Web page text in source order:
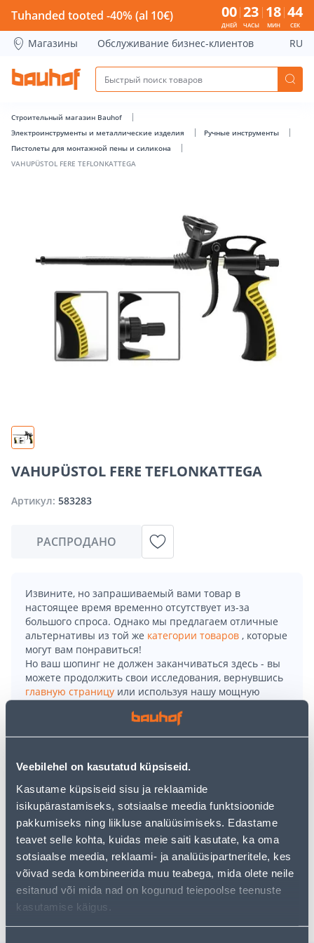
Veebilehel on kasutatud küpsiseid.
Kasutame küpsiseid sisu ja reklaamide
isikupärastamiseks, sotsiaalse meedia funktsioonide
pakkumiseks ning liikluse analüüsimiseks. Edastame
teavet selle kohta, kuidas meie saiti kasutate, ka oma
sotsiaalse meedia, reklaami- ja analüüsipartneritele, kes
võivad seda kombineerida muu teabega, mida olete neile
esitanud või mida nad on kogunud teiepoolse teenuste
kasutamise käigus.
VAHUPÜSTOL FERE TEFLONKATTEGA - Bauhof has loaded
Tuhanded tooted -40% (al 10€) 00
ДНЕЙ
23
ЧАСЫ
18
МИН
43
СЕК
Магазины Обслуживание бизнес-клиентов RU
Строительный магазин Bauhof
Электроинструменты и металлические изделия
Ручные инструменты
Пистолеты для монтажной пены и силикона
VAHUPÜSTOL FERE TEFLONKATTEGA
VAHUPÜSTOL FERE TEFLONKATTEGA
Артикул: 583283
РАСПРОДАНО
Извините, но запрашиваемый вами товар в
настоящее время временно отсутствует из-за
большого спроса. Однако мы предлагаем отличные
альтернативы из той же категории товаров , которые
могут вам понравиться!
Но ваш шопинг не должен заканчиваться здесь - вы
можете продолжить свои исследования, вернувшись
главную страницу или используя нашу мощную
варианты. Удачных покупок!
• Püstolaplikaator montaaživahu keskkonnasõbralikuks
• Kergelt keeratav vahu hulga reguleerimise kruvi.
• Tefloniga kaetud adapter, korpus ja päästik lihtsustab
puhastamist.
• 14-päevane tagastusõigus.
Доставка невозможна